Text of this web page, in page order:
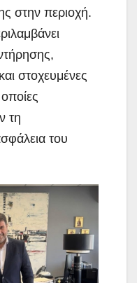
στην περιοχή.
στοχευμένες
τη
του